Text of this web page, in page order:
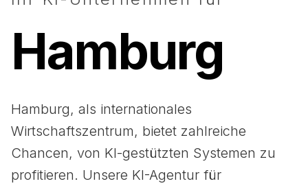
Hamburg
Hamburg, als internationales
Wirtschaftszentrum, bietet zahlreiche
Chancen, von KI-gestützten Systemen zu
profitieren. Unsere KI-Agentur für